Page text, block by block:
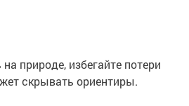
природе, избегайте потери
скрывать ориентиры.